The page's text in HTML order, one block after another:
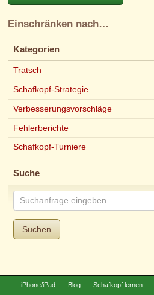
Einschränken nach…
Kategorien
Tratsch
Schafkopf-Strategie
Verbesserungsvorschläge
Fehlerberichte
Schafkopf-Turniere
Suche
Suchen
iPhone/iPad Blog Schafkopf lernen